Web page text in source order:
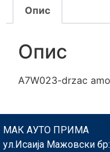
Опис
Опис
A7W023-drzac
МАК АУТО ПРИМА
ул.Исаија Мажовски